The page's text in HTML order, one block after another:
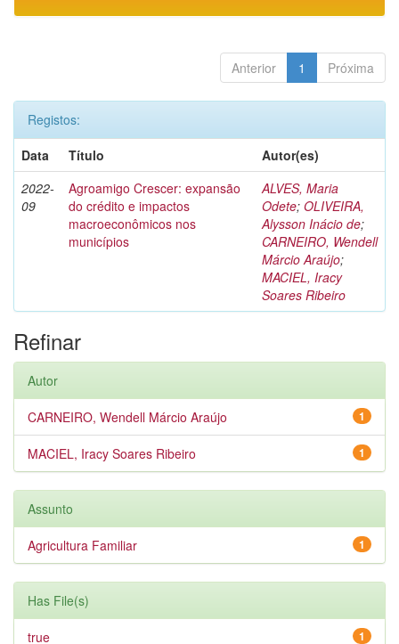
Anterior 1 Próxima
Registos:
Data
Título
Autor(es)
2022-
09
Agroamigo Crescer: expansão
do crédito e impactos
macroeconômicos nos
municípios
ALVES, Maria
Odete; OLIVEIRA,
Alysson Inácio de;
CARNEIRO, Wendell
Márcio Araújo;
MACIEL, Iracy
Soares Ribeiro
Refinar
Autor
1
CARNEIRO, Wendell Márcio Araújo
1
MACIEL, Iracy Soares Ribeiro
Assunto
1
Agricultura Familiar
Has File(s)
1
true